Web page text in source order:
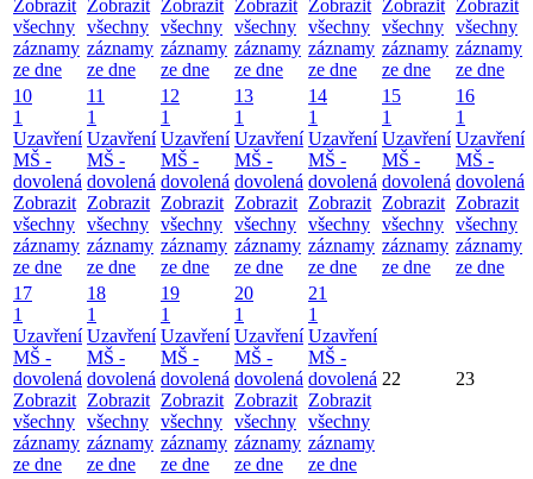
Zobrazit
všechny
záznamy
ze dne
Zobrazit
všechny
záznamy
ze dne
Zobrazit
všechny
záznamy
ze dne
Zobrazit
všechny
záznamy
ze dne
Zobrazit
všechny
záznamy
ze dne
Zobrazit
všechny
záznamy
ze dne
Zobrazit
všechny
záznamy
ze dne
10
1
Uzavření
MŠ -
dovolená
Zobrazit
všechny
záznamy
ze dne
11
1
Uzavření
MŠ -
dovolená
Zobrazit
všechny
záznamy
ze dne
12
1
Uzavření
MŠ -
dovolená
Zobrazit
všechny
záznamy
ze dne
13
1
Uzavření
MŠ -
dovolená
Zobrazit
všechny
záznamy
ze dne
14
1
Uzavření
MŠ -
dovolená
Zobrazit
všechny
záznamy
ze dne
15
1
Uzavření
MŠ -
dovolená
Zobrazit
všechny
záznamy
ze dne
16
1
Uzavření
MŠ -
dovolená
Zobrazit
všechny
záznamy
ze dne
17
1
Uzavření
MŠ -
dovolená
Zobrazit
všechny
záznamy
ze dne
18
1
Uzavření
MŠ -
dovolená
Zobrazit
všechny
záznamy
ze dne
19
1
Uzavření
MŠ -
dovolená
Zobrazit
všechny
záznamy
ze dne
20
1
Uzavření
MŠ -
dovolená
Zobrazit
všechny
záznamy
ze dne
21
1
Uzavření
MŠ -
dovolená
Zobrazit
všechny
záznamy
ze dne
22 23